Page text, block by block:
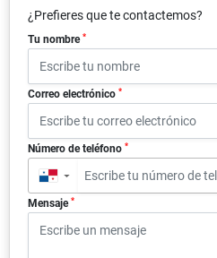
¿Prefieres que te contactemos?
Tu nombre *
Correo electrónico *
Número de teléfono *
▼
Mensaje *